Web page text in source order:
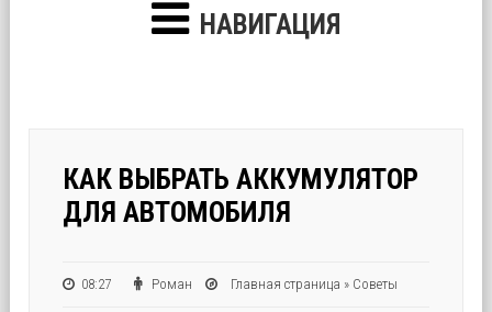
НАВИГАЦИЯ
КАК ВЫБРАТЬ АККУМУЛЯТОР
ДЛЯ АВТОМОБИЛЯ
08:27 Роман Главная страница » Советы